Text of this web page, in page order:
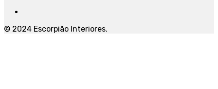
© 2024 Escorpião Interiores.